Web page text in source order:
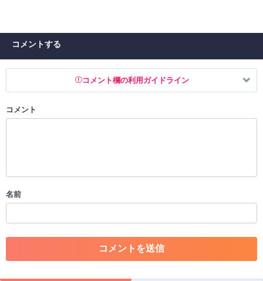
コメントする
コメント欄の利用ガイドライン
以下の書き込みを禁止とし、場合によってはコメント削除や書き込み制
・一度削除された投稿を再び投稿すること
・アカウントの売買など金銭が絡む内容の投稿
・各ゲームのネタバレを含む内容の投稿
・その他、管理者が不適切と判断した投稿
コメント
名前